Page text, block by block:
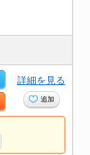
詳細を見る
追加